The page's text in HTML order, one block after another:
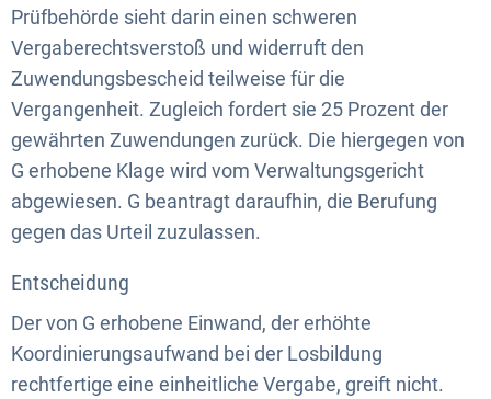
Prüfbehörde sieht darin einen schweren
Vergaberechtsverstoß und widerruft den
Zuwendungsbescheid teilweise für die
Vergangenheit. Zugleich fordert sie 25 Prozent der
gewährten Zuwendungen zurück. Die hiergegen von
G erhobene Klage wird vom Verwaltungsgericht
abgewiesen. G beantragt daraufhin, die Berufung
gegen das Urteil zuzulassen.
Entscheidung
Der von G erhobene Einwand, der erhöhte
Koordinierungsaufwand bei der Losbildung
rechtfertige eine einheitliche Vergabe, greift nicht.